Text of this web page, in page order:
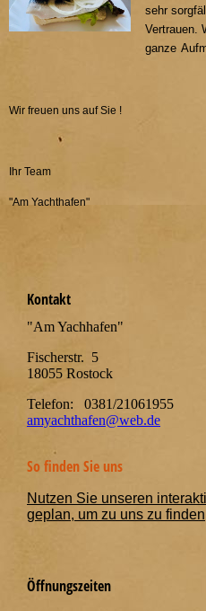
sehr
Vertrauen.
ganze
Wir freuen uns auf Sie !
Ihr Team
"Am Yachthafen"
Kontakt
"Am Yachhafen"
Fischerstr. 5
18055 Rostock
Telefon: 0381/21061955
amyachthafen@web.de
So finden Sie uns
Nutzen Sie unseren
ge­plan, um zu uns zu finden
Öffnungszeiten